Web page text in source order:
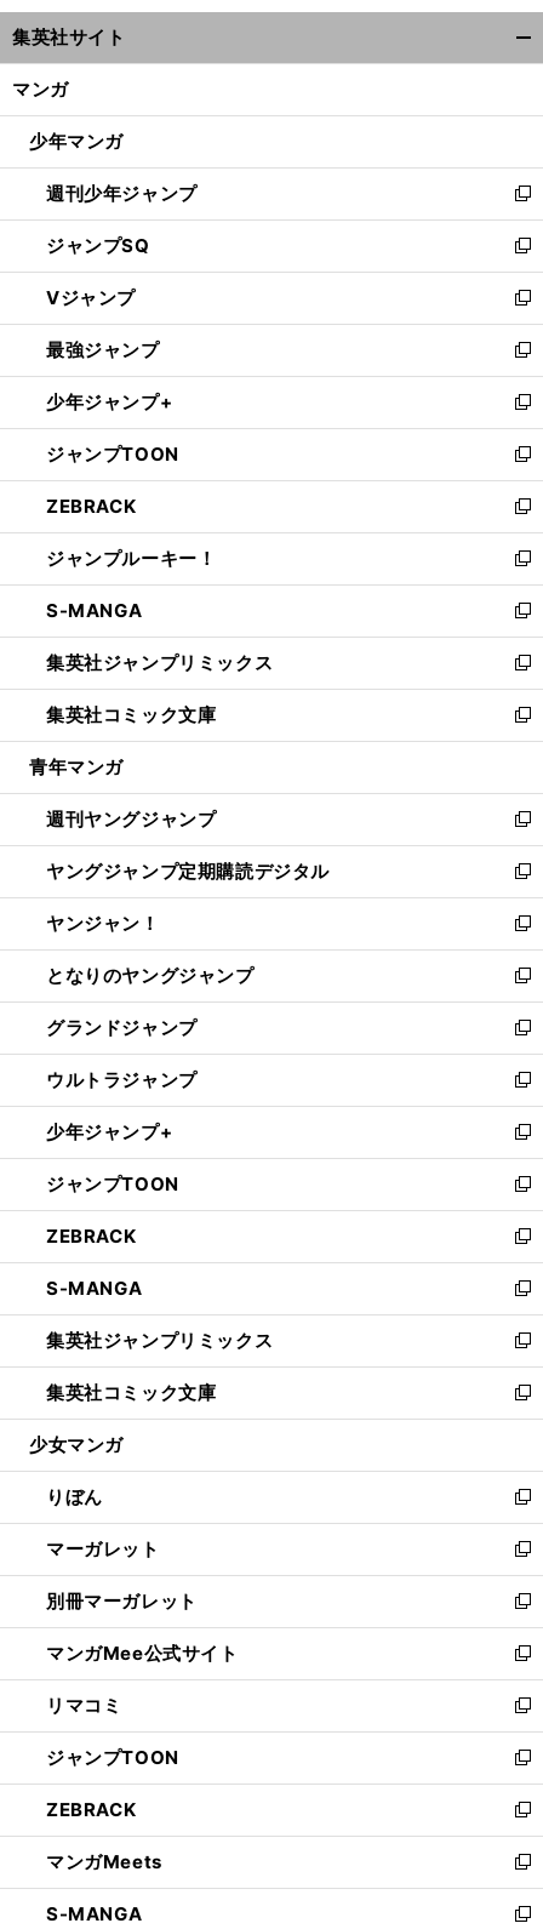
ウ
ィ
ン
ウ
開
く
集英社サイト
マンガ
少年マンガ
週刊少年ジャンプ
新
し
い
ウ
ィ
ン
ド
ウ
で
開
く
ジャンプSQ
新
し
い
ウ
ィ
ン
ド
ウ
で
開
く
Vジャンプ
新
し
い
ウ
ィ
ン
ド
ウ
で
開
く
最強ジャンプ
新
し
い
ウ
ィ
ン
ド
ウ
で
開
く
少年ジャンプ+
新
し
い
ウ
ィ
ン
ド
ウ
で
開
く
ジャンプTOON
新
し
い
ウ
ィ
ン
ド
ウ
で
開
く
ZEBRACK
新
し
い
ウ
ィ
ン
ド
ウ
で
開
ジャンプルーキー！
新
し
い
ウ
ィ
ン
ド
ウ
開
く
S-MANGA
新
し
い
ウ
ィ
ン
ウ
で
開
く
集英社ジャンプリミックス
新
し
い
ウ
ン
ド
ウ
で
開
く
集英社コミック文庫
新
し
ウ
ィ
ン
ド
ウ
で
開
く
青年マンガ
週刊ヤングジャンプ
新
し
い
ウ
ィ
ン
ド
ウ
で
開
く
ヤングジャンプ定期購読デジタル
新
し
い
ウ
ィ
ン
ド
ウ
で
開
く
ヤンジャン！
新
し
い
ウ
ィ
ン
ド
ウ
で
開
く
となりのヤングジャンプ
新
し
い
ウ
ィ
ン
ド
ウ
で
開
く
グランドジャンプ
新
し
い
ウ
ィ
ン
ド
ウ
で
開
く
ウルトラジャンプ
新
し
い
ウ
ィ
ン
ド
ウ
で
開
く
少年ジャンプ+
新
し
い
ウ
ィ
ン
ド
ウ
で
開
く
ジャンプTOON
新
し
い
ウ
ィ
ン
ド
ウ
で
開
ZEBRACK
新
し
い
ウ
ィ
ン
ド
ウ
開
く
S-MANGA
新
し
い
ウ
ィ
ン
ウ
で
開
く
集英社ジャンプリミックス
新
し
い
ウ
ン
ド
ウ
で
開
く
集英社コミック文庫
新
し
ウ
ィ
ン
ド
ウ
で
開
く
少女マンガ
りぼん
新
し
い
ウ
ィ
ン
ド
ウ
で
開
く
マーガレット
新
し
い
ウ
ィ
ン
ド
ウ
で
開
く
別冊マーガレット
新
し
い
ウ
ィ
ン
ド
ウ
で
開
く
マンガMee公式サイト
新
し
い
ウ
ィ
ン
ド
ウ
で
開
く
リマコミ
新
し
い
ウ
ィ
ン
ド
ウ
で
ジャンプTOON
新
し
い
ウ
ィ
ン
ド
ZEBRACK
新
し
い
ウ
ィ
マンガMeets
新
し
い
S-MANGA 新